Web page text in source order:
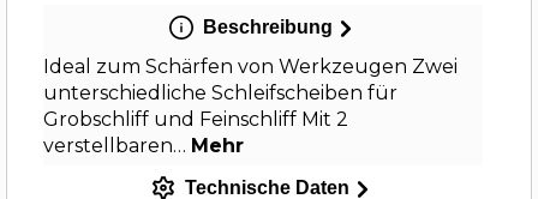
Beschreibung
Ideal zum Schärfen von Werkzeugen Zwei
unterschiedliche Schleifscheiben für
Grobschliff und Feinschliff Mit 2
verstellbaren… Mehr
Technische Daten